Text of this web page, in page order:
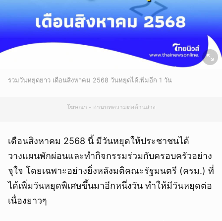
รวมวันหยุดยาว เดือนสิงหาคม 2568 วันหยุดได้เพิ่มอีก 1 วัน
โฆษณา - อ่านบทความต่อด้านล่าง
เดือนสิงหาคม 2568 นี้ มีวันหยุดให้ประชาชนได้
วางแผนพักผ่อนและทำกิจกรรมร่วมกับครอบครัวอย่าง
จุใจ โดยเฉพาะอย่างยิ่งหลังมติคณะรัฐมนตรี (ครม.) ที่
ได้เพิ่มวันหยุดพิเศษขึ้นมาอีกหนึ่งวัน ทำให้มีวันหยุดต่อ
เนื่องยาวๆ